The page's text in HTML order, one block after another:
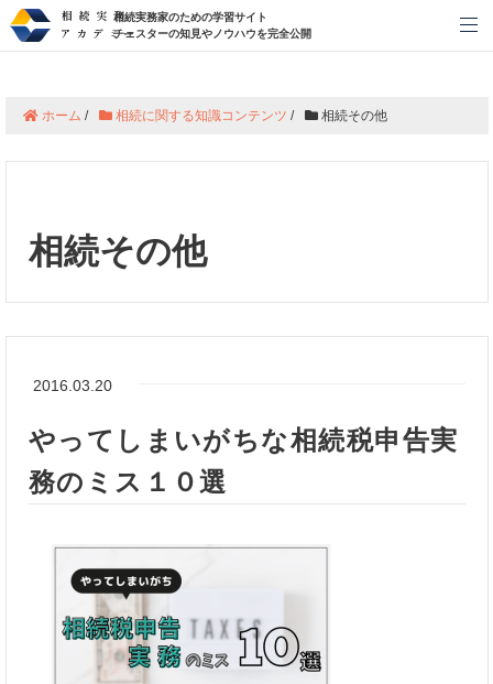
相続実務家のための学習サイト
チェスターの知見やノウハウを完全公開
メ
ホーム / 相続に関する知識コンテンツ / 相続その他
相続その他
2016.03.20
やってしまいがちな相続税申告実
務のミス１０選